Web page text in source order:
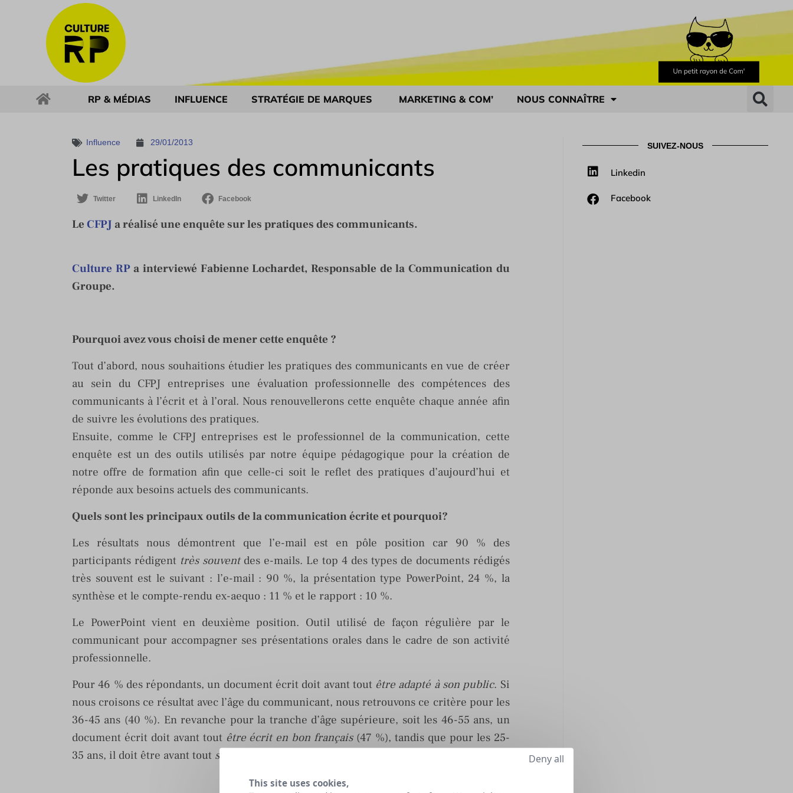
RP & MÉDIAS INFLUENCE STRATÉGIE DE MARQUES MARKETING & COM’ NOUS CONNAÎTRE
Influence 29/01/2013
Les pratiques des communicants
Twitter LinkedIn Facebook
Le CFPJ a réalisé une enquête sur les pratiques des communicants.
Culture RPa interviewé Fabienne Lochardet, Responsable de la Communication du
Groupe.
Pourquoi avez vous choisi de mener cette enquête ?
Tout d’abord, nous souhaitions étudier les pratiques des communicants en vue de créer
au sein du CFPJ entreprises une évaluation professionnelle des compétences des
communicants à l’écrit et à l’oral. Nous renouvellerons cette enquête chaque année afin
de suivre les évolutions des pratiques.
Ensuite, comme le CFPJ entreprises est le professionnel de la communication, cette
enquête est un des outils utilisés par notre équipe pédagogique pour la création de
notre offre de formation afin que celle-ci soit le reflet des pratiques d’aujourd’hui et
réponde aux besoins actuels des communicants.
Quels sont les principaux outils de la communication écrite et pourquoi?
Les résultats nous démontrent que l’e-mail est en pôle position car 90 % des
participants rédigent très souventdes e-mails. Le top 4 des types de documents rédigés
très souvent est le suivant : l’e-mail : 90 %, la présentation type PowerPoint, 24 %, la
synthèse et le compte-rendu ex-aequo : 11 % et le rapport : 10 %.
Le PowerPoint vient en deuxième position. Outil utilisé de façon régulière par le
communicant pour accompagner ses présentations orales dans le cadre de son activité
professionnelle.
Pour 46 % des répondants, un document écrit doit avant tout être adapté à son public. Si
nous croisons ce résultat avec l’âge du communicant, nous retrouvons ce critère pour les
36-45 ans (40 %). En revanche pour la tranche d’âge supérieure, soit les 46-55 ans, un
document écrit doit avant tout être écrit en bon français(47 %), tandis que pour les 25-
35 ans, il doit être avant tout structuré
SUIVEZ-NOUS
Linkedin
Facebook
This site uses cookies,
Deny all